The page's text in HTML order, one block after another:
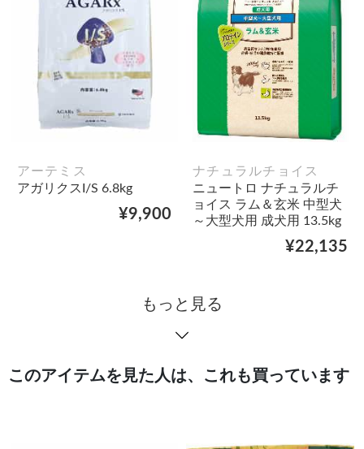
アーテミス
アガリクスI/S 6.8kg
¥9,900
ナチュラルチョイス
ニュートロ ナチュラルチ
ョイス ラム＆玄米 中型犬
～大型犬用 成犬用 13.5kg
¥22,135
もっと見る
このアイテムを見た人は、これも買っています